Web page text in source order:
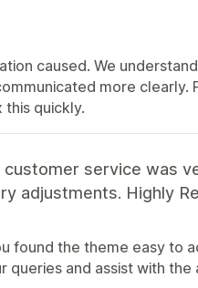
caused. We
more clearly.
quickly.
service was
adjustments. Highly
found the theme easy to
and assist with the